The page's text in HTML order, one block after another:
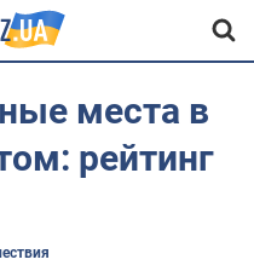
места в
рейтинг